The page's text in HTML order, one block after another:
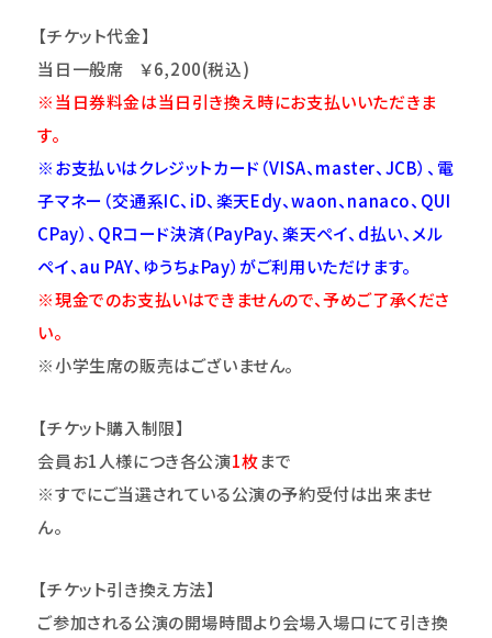
【チケット代金】
当日一般席￥6,200(税込)
※当日券料金は当日引き換え時にお支払いいただきま
す。
※お支払いはクレジットカード（VISA、master、JCB）、電
子マネー（交通系IC、iD、楽天Edy、waon、nanaco、QUI
CPay）、QRコード決済（PayPay、楽天ペイ、d払い、メル
ペイ、au PAY、ゆうちょPay）がご利用いただけます。
※現金でのお支払いはできませんので、予めご了承くださ
い。
※小学生席の販売はございません。
【チケット購入制限】
会員お1人様につき各公演1枚まで
※すでにご当選されている公演の予約受付は出来ませ
ん。
【チケット引き換え方法】
ご参加される公演の開場時間より会場入場口にて引き換